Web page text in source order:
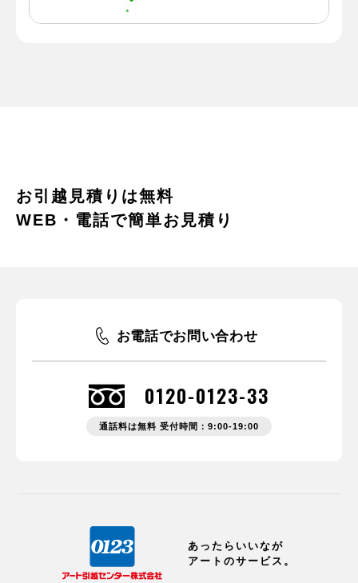
お引越見積りは無料
WEB・電話で簡単お見積り
お電話でお問い合わせ
0120-0123-33
通話料は無料 受付時間：9:00-19:00
あったらいいなが
アートのサービス。